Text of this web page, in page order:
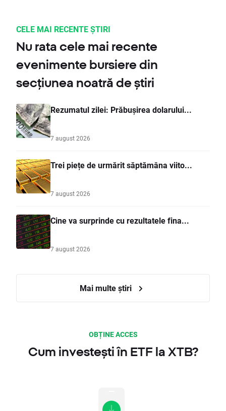
CELE MAI RECENTE ȘTIRI
Nu rata cele mai recente
evenimente bursiere din
secțiunea noatră de știri
Rezumatul zilei: Prăbușirea dolarului...
7 august 2026
Trei piețe de urmărit săptămâna viito...
7 august 2026
Cine va surprinde cu rezultatele fina...
7 august 2026
Mai multe știri
OBȚINE ACCES
Cum investești în ETF la XTB?